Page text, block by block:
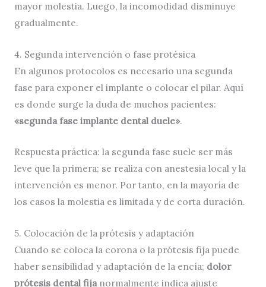
mayor molestia. Luego, la incomodidad disminuye
gradualmente.
4. Segunda intervención o fase protésica
En algunos protocolos es necesario una segunda
fase para exponer el implante o colocar el pilar. Aquí
es donde surge la duda de muchos pacientes:
«segunda fase implante dental duele».
Respuesta práctica: la segunda fase suele ser más
leve que la primera; se realiza con anestesia local y la
intervención es menor. Por tanto, en la mayoría de
los casos la molestia es limitada y de corta duración.
5. Colocación de la prótesis y adaptación
Cuando se coloca la corona o la prótesis fija puede
haber sensibilidad y adaptación de la encía; dolor
prótesis dental fijanormalmente indica ajuste